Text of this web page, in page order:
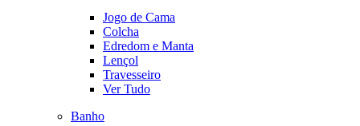
Jogo de Cama
Colcha
Edredom e Manta
Lençol
Travesseiro
Ver Tudo
Banho